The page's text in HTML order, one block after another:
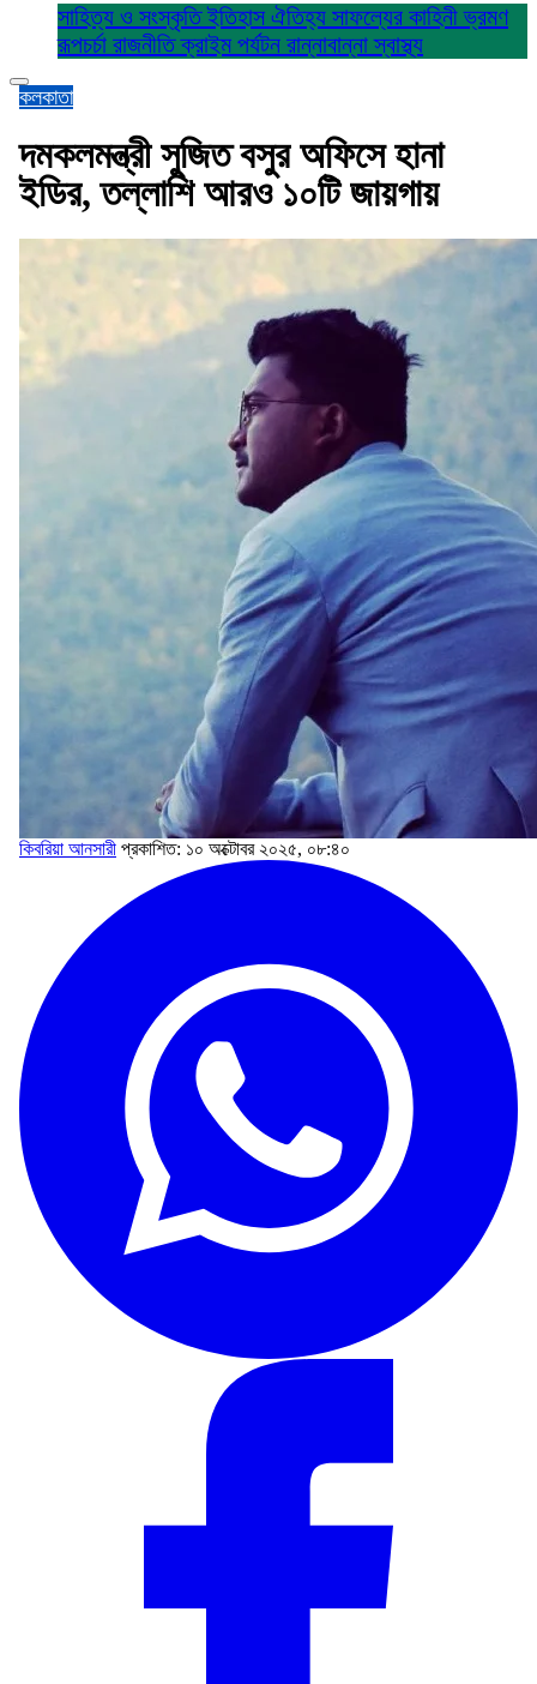
সাহিত্য ও সংস্কৃতিইতিহাস ঐতিহ্য সাফল্যের কাহিনীভ্রমণ
রূপচর্চা রাজনীতিক্রাইম পর্যটন রান্নাবান্নাস্বাস্থ্য
কলকাতা
দমকলমন্ত্রী সুজিত বসুর অফিসে হানা
ইডির, তল্লাশি আরও ১০টি জায়গায়
কিবরিয়া আনসারী প্রকাশিত: ১০ অক্টোবর ২০২৫, ০৮:৪০